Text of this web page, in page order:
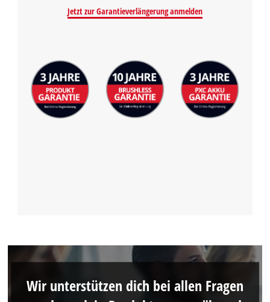
Jetzt zur Garantieverlängerung anmelden
Wir unterstützen dich bei allen Fragen